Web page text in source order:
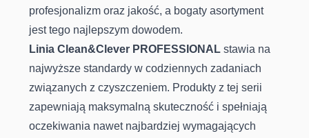
profesjonalizm oraz jakość, a bogaty asortyment
jest tego najlepszym dowodem.
Linia Clean&Clever PROFESSIONAL stawia na
najwyższe standardy w codziennych zadaniach
związanych z czyszczeniem. Produkty z tej serii
zapewniają maksymalną skuteczność i spełniają
oczekiwania nawet najbardziej wymagających